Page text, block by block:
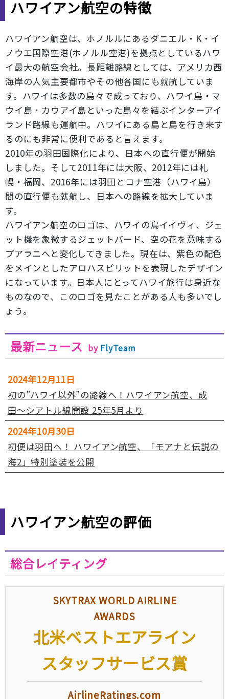
ハワイアン航空の特徴
ハワイアン航空は、ホノルルにあるダニエル・K・イ
ノウエ国際空港(ホノルル空港)を拠点としているハワ
イ最大の航空会社。長距離路線としては、アメリカ西
海岸の人気主要都市やその他各国にも就航していま
す。ハワイは多数の島々で成っており、ハワイ島・マ
ウイ島・カウアイ島といった島々を結ぶインターアイ
ランド路線も運航中。ハワイにある島と島を行き来す
るのにも非常に便利であると言えます。
2010年の羽田国際化により、日本への直行便が開始
しました。そして2011年には大阪、2012年には札
幌・福岡、2016年には羽田とコナ空港（ハワイ島）
間の直行便も就航し、日本への路線を拡大していま
す。
ハワイアン航空のロゴは、ハワイの鳥イイヴィ、ジェ
ット機を象徴するジェットバード、空の花を意味する
プアラニへと変化してきました。現在は、紫色の配色
をメインとしたアロハスピリットを表現したデザイン
になっています。日本人にとってハワイ旅行は身近な
ものなので、このロゴを見たことがある人も多いでし
ょう。
最新ニュース by FlyTeam
2024年12月11日
初の”ハワイ以外”の路線へ！ハワイアン航空、成
田〜シアトル線開設 25年5月より
2024年10月30日
初便は羽田へ！ ハワイアン航空、「モアナと伝説の
海2」特別塗装を公開
ハワイアン航空の評価
総合レイティング
SKYTRAX WORLD AIRLINE
AWARDS
北米ベストエアライン
スタッフサービス賞
AirlineRatings.com